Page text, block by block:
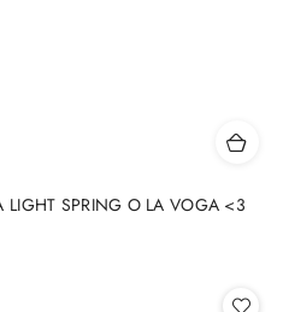
LIGHT SPRING O LA VOGA <3